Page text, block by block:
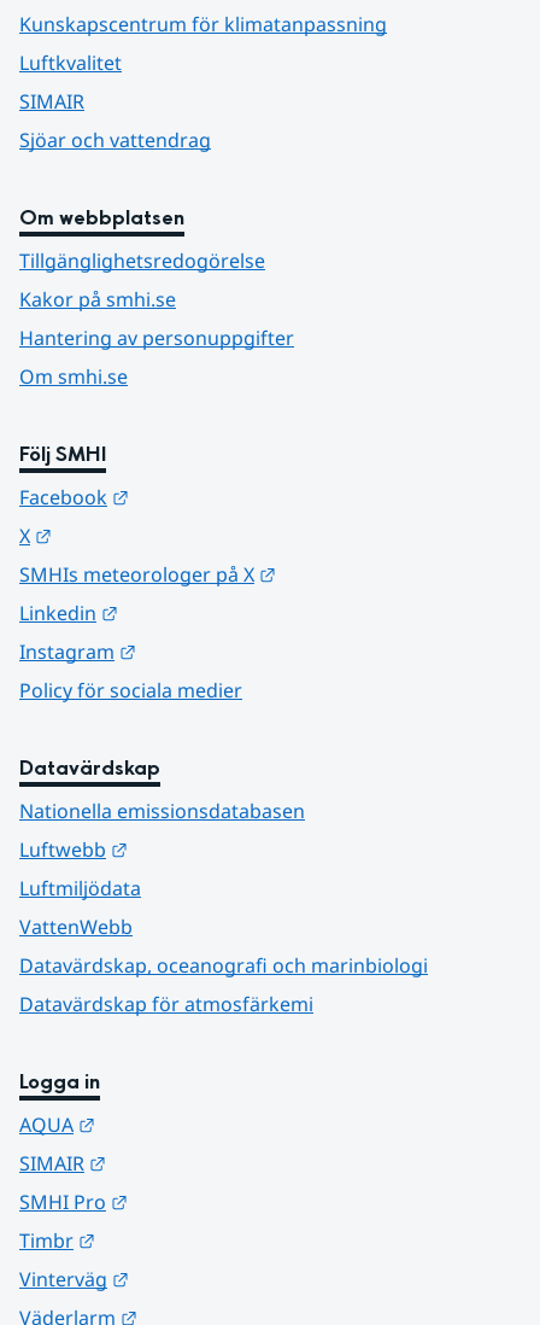
Kunskapscentrum för klimatanpassning
Luftkvalitet
SIMAIR
Sjöar och vattendrag
Om webbplatsen
Tillgänglighetsredogörelse
Kakor på smhi.se
Hantering av personuppgifter
Om smhi.se
Följ SMHI
Facebook
X
SMHIs meteorologer på X
Linkedin
Instagram
Policy för sociala medier
Datavärdskap
Nationella emissionsdatabasen
Luftwebb
Luftmiljödata
VattenWebb
Datavärdskap, oceanografi och marinbiologi
Datavärdskap för atmosfärkemi
Logga in
AQUA
SIMAIR
SMHI Pro
Timbr
Vinterväg
Väderlarm